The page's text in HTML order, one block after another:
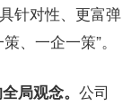
针对性、更富弹
、一企一策”。
局观念。 公司